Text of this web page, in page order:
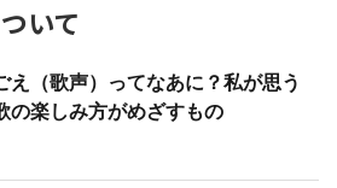
いて
え（歌声）ってなあに？私が思う
の楽しみ方がめざすもの